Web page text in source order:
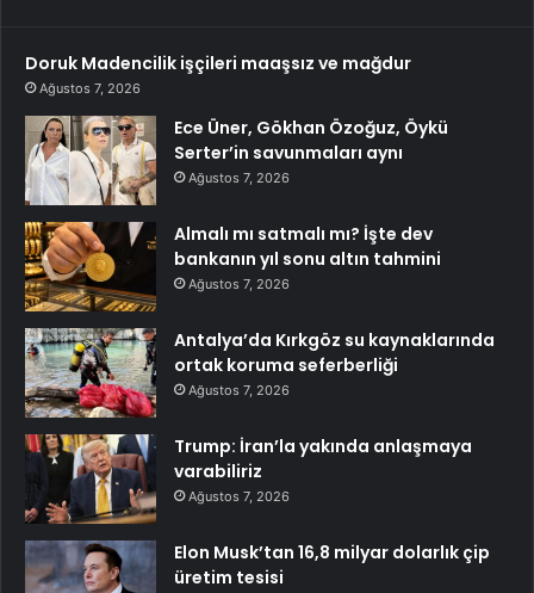
Doruk Madencilik işçileri maaşsız ve mağdur
Ağustos 7, 2026
Ece Üner, Gökhan Özoğuz, Öykü
Serter’in savunmaları aynı
Ağustos 7, 2026
Almalı mı satmalı mı? İşte dev
bankanın yıl sonu altın tahmini
Ağustos 7, 2026
Antalya’da Kırkgöz su kaynaklarında
ortak koruma seferberliği
Ağustos 7, 2026
Trump: İran’la yakında anlaşmaya
varabiliriz
Ağustos 7, 2026
Elon Musk’tan 16,8 milyar dolarlık çip
üretim tesisi